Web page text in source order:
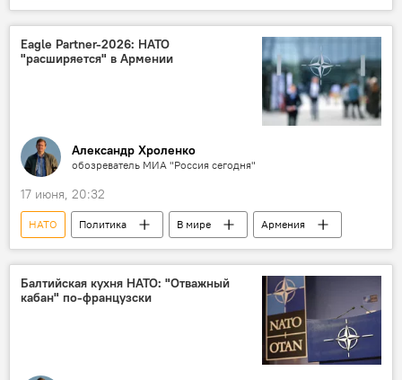
учения
Eagle Partner-2026: НАТО
"расширяется" в Армении
Александр Хроленко
обозреватель МИА "Россия сегодня"
17 июня, 20:32
НАТО Политика В мире Армения
Балтийская кухня НАТО: "Отважный
кабан" по-французски